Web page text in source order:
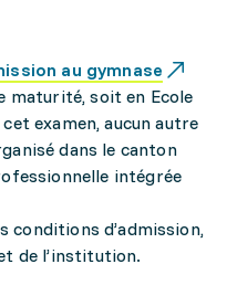
au gymnase
maturité, soit en Ecole
examen, aucun autre
dans le canton
intégrée
conditions d’admission,
de l’institution.